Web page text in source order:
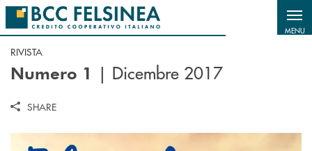
Salta al contenuto principale
MENU
RIVISTA
Numero 1 | Dicembre 2017
SHARE